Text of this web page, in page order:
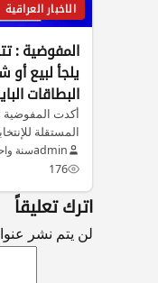
الاخبار العراقية
المفوضية :
يلجأ لبيع أو
البطاقات
للإنتخابات
أكدت المفوضية
المستقلة
العراق، اليوم
على معاقبة كل
adminسنة
176
اترك تعليقاً
لن يتم نشر